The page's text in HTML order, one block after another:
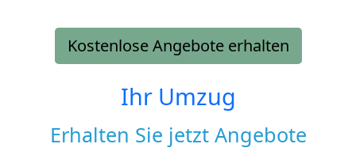
Kostenlose Angebote erhalten
Ihr Umzug
Erhalten Sie jetzt Angebote